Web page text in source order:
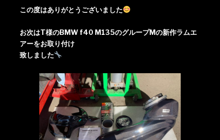
この度はありがとうございました
お次はT様のBMW f40 M135のグループMの新作ラムエ
アーをお取り付け
致しました